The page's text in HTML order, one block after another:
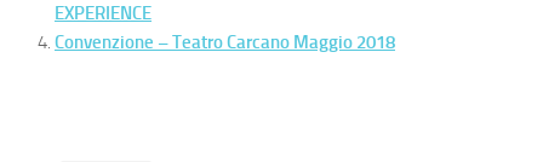
EXPERIENCE
Convenzione – Teatro Carcano Maggio 2018